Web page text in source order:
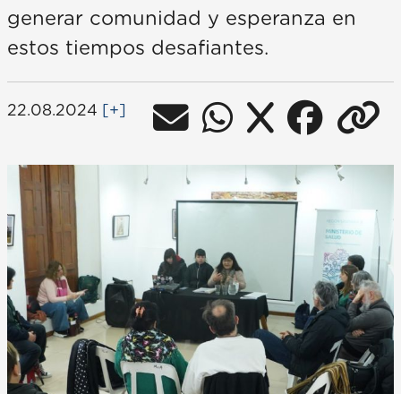
generar comunidad y esperanza en
estos tiempos desafiantes.
22.08.2024 [+]